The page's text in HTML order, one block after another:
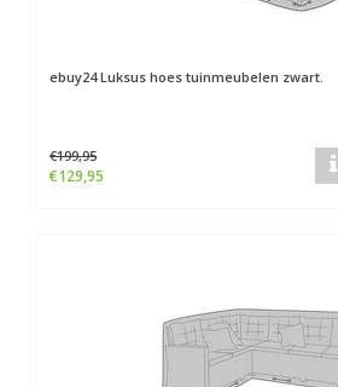
ebuy24Luksus hoes tuinmeubelen zwart.
€199,95
€129,95